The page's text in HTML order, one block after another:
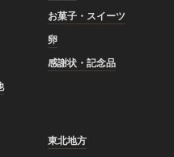
お菓子・スイーツ
卵
感謝状・記念品
東北地方